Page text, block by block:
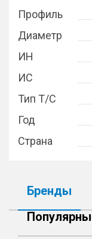
Профиль
Диаметр
ИН
ИС
Тип Т/С
Год
Страна
Бренды